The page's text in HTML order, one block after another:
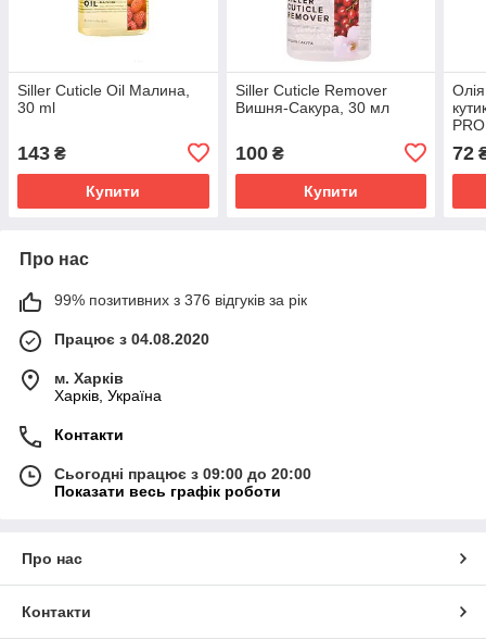
Siller Cuticle Oil Малина,
30 ml
143 ₴
Купити
Siller Cuticle Remover
Вишня-Сакура, 30 мл
100₴
Купити
МЛ
72
Про нас
99% позитивних з 376 відгуків за рік
Працює з 04.08.2020
м. Харків
Харків, Україна
Контакти
Сьогодні працює з 09:00 до 20:00
Показати весь графік роботи
Про нас
Контакти